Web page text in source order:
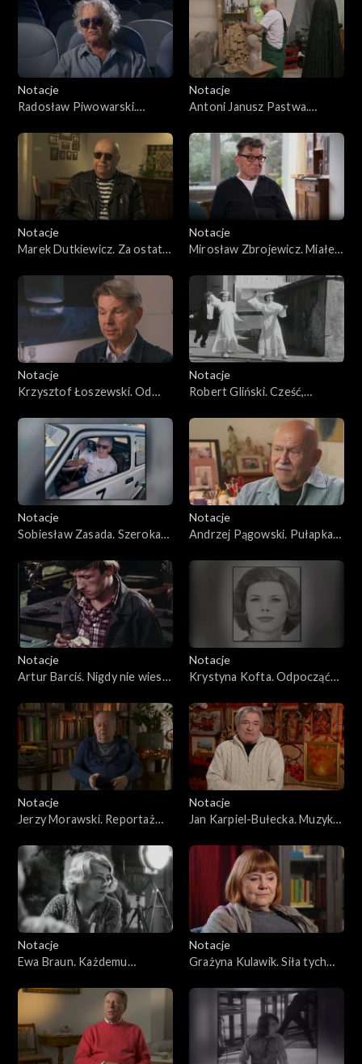
Notacje
Radosław Piwowarski.
karawany
Notacje
Antoni Janusz Pastwa.
Notacje
Marek Dutkiewicz. Za ostatni
Notacje
Mirosław Zbrojewicz. Miałem
Notacje
Krzysztof Łoszewski. Od
mody
Notacje
Robert Gliński. Cześć,
Notacje
Sobiesław Zasada. Szeroka
Notacje
Andrzej Pągowski. Pułapka
Notacje
Artur Barciś. Nigdy nie wiesz,
Notacje
Krystyna Kofta. Odpocząć
Notacje
Jerzy Morawski. Reportaż
Notacje
Jan Karpiel-Bułecka. Muzyka
pielęgnuję
Notacje
Ewa Braun. Każdemu
szczęście
Notacje
Grażyna Kulawik. Siła tych